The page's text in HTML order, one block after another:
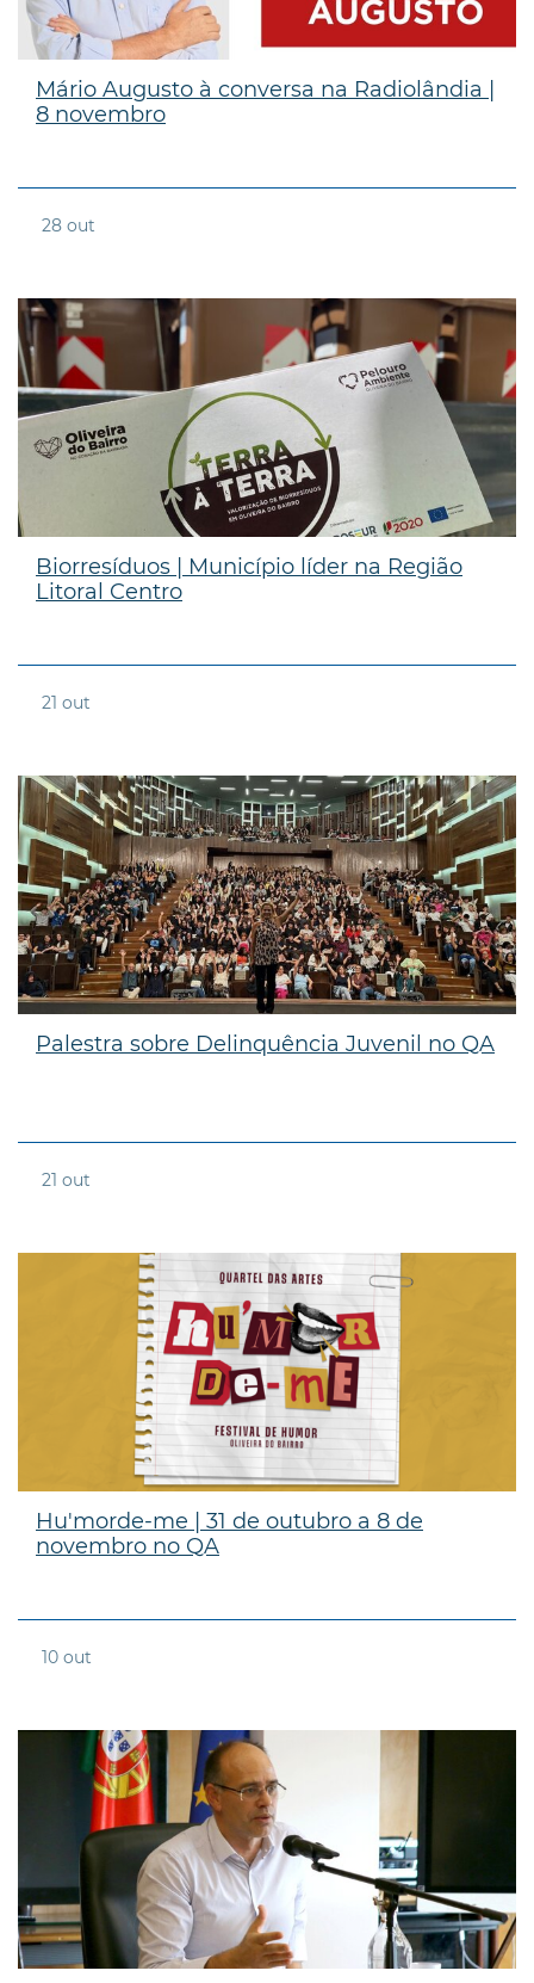
Mário Augusto à conversa na Radiolândia |
8 novembro
28 out
Biorresíduos | Município líder na Região
Litoral Centro
21 out
Palestra sobre Delinquência Juvenil no QA
21 out
Hu'morde-me | 31 de outubro a 8 de
novembro no QA
10 out